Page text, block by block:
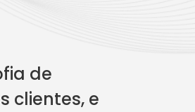
de
clientes, e